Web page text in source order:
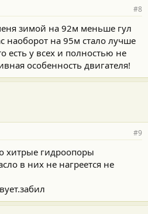
#8
зимой на 92м меньше гул
наоборот на 95м стало лучше
есть у всех и полностью не
особенность двигателя!
#9
хитрые гидроопоры
в них не нагреется не